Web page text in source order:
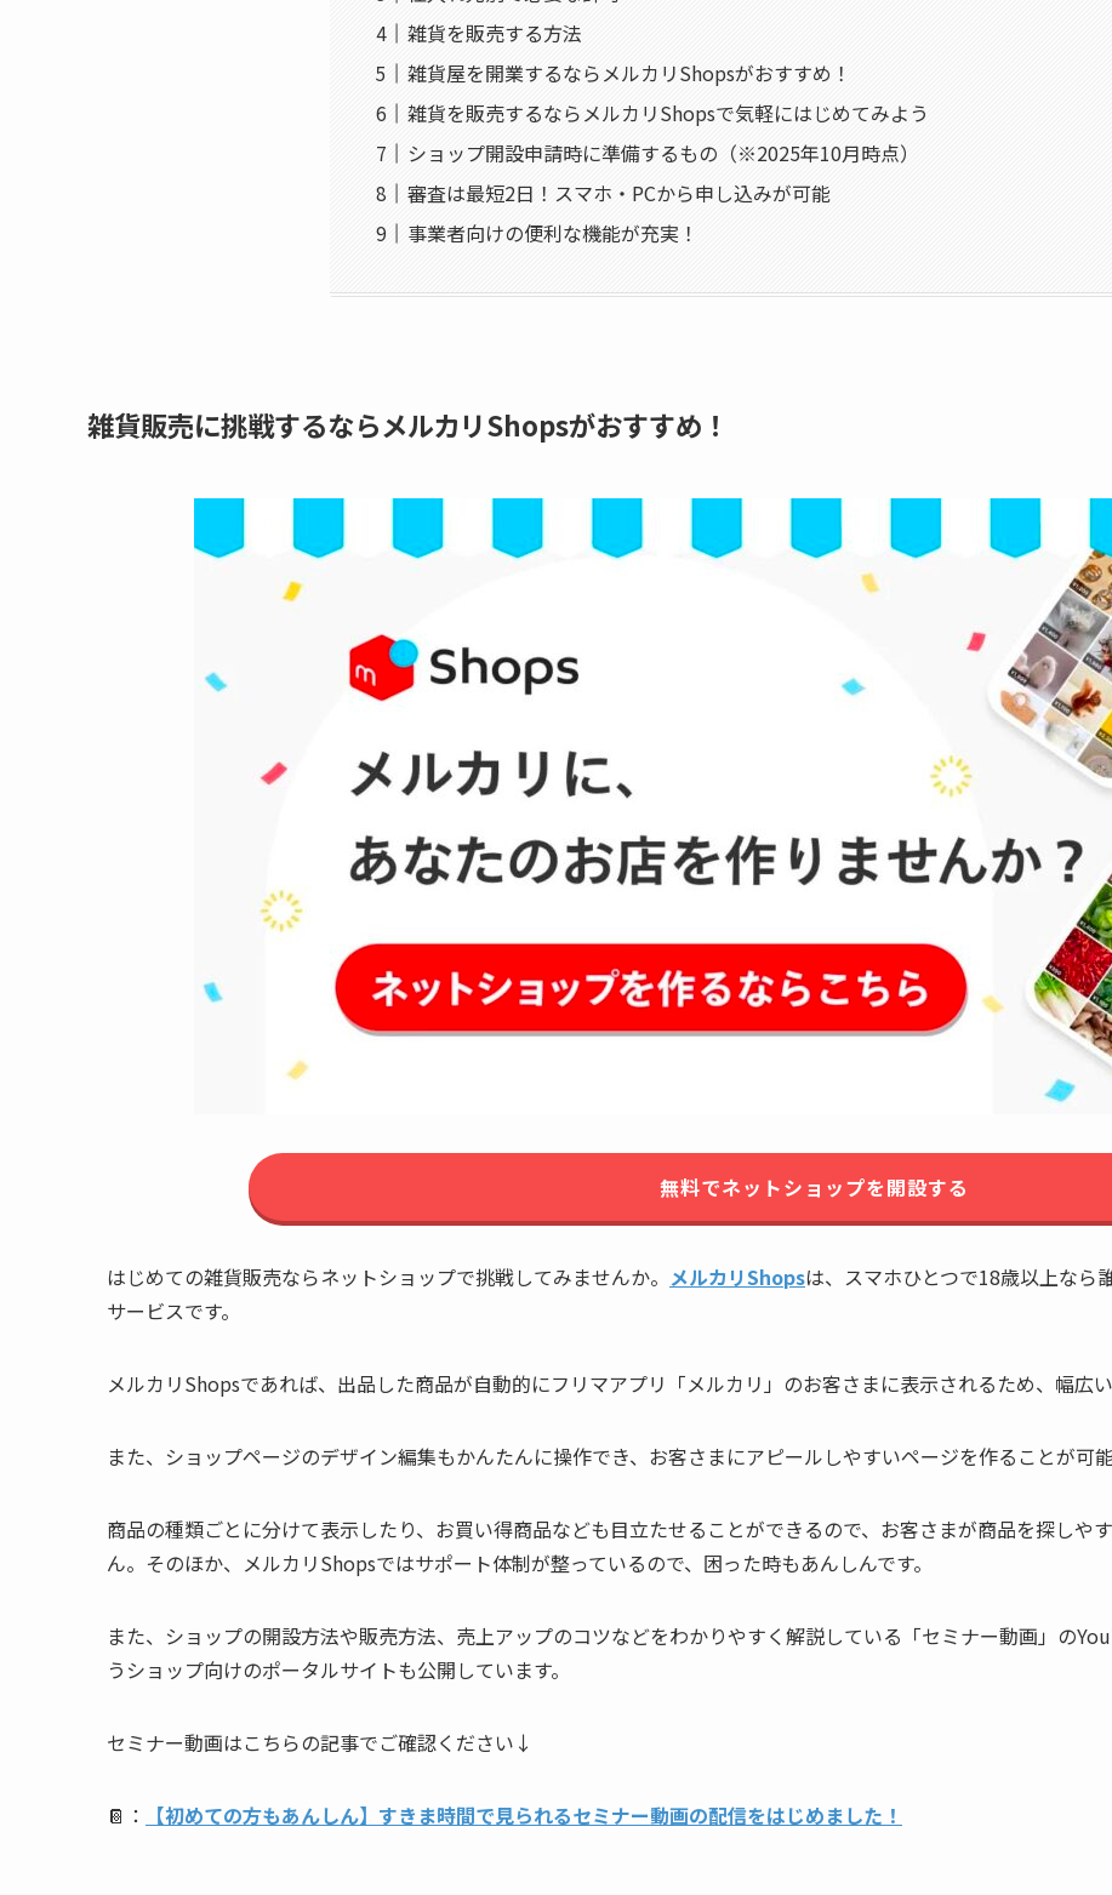
雑貨を販売する方法
雑貨屋を開業するならメルカリShopsがおすすめ！
雑貨を販売するならメルカリShopsで気軽にはじめてみよう
ショップ開設申請時に準備するもの（※2025年10月時点）
審査は最短2日！スマホ・PCから申し込みが可能
事業者向けの便利な機能が充実！
雑貨販売に挑戦するならメルカリShopsがおすすめ！
無料でネットショップを開設する
はじめての雑貨販売ならネットショップで挑戦してみませんか。 メルカリShopsは、スマホひとつで18歳以上なら
サービスです。
メルカリShopsであれば、出品した商品が自動的にフリマアプリ「メルカリ」のお客さまに表示されるため、幅広
また、ショップページのデザイン編集もかんたんに操作でき、お客さまにアピールしやすいページを作ることが可能
商品の種類ごとに分けて表示したり、お買い得商品なども目立たせることができるので、お客さまが商品を探しや
ん。そのほか、メルカリShopsではサポート体制が整っているので、困った時もあんしんです。
また、ショップの開設方法や販売方法、売上アップのコツなどをわかりやすく解説している「セミナー動画」の
うショップ向けのポータルサイトも公開しています。
セミナー動画はこちらの記事でご確認ください↓
📔： 【初めての方もあんしん】すきま時間で見られるセミナー動画の配信をはじめました！